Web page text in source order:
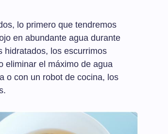
lo primero que tendremos
en abundante agua durante
hidratados, los escurrimos
eliminar el máximo de agua
o con un robot de cocina, los